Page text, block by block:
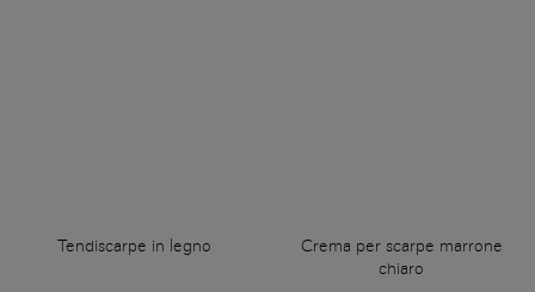
Tendiscarpe in legno
Crema per scarpe marrone
chiaro